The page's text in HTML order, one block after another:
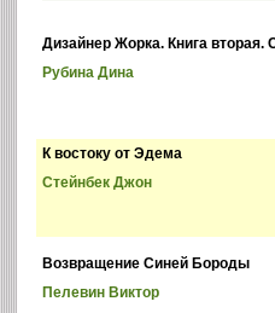
Дизайнер Жорка. Книга вторая.
Рубина Дина
К востоку от Эдема
Стейнбек Джон
Возвращение Синей Бороды
Пелевин Виктор